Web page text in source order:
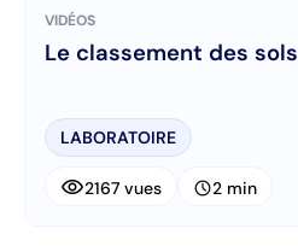
VIDÉOS
Le classement des sols
LABORATOIRE
visibility2167 vues schedule2 min